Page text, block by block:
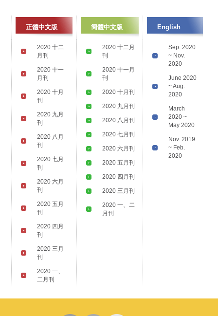
正體中文版 簡體中文版 English
2020 十二
月刊
2020 十一
月刊
2020 十月
刊
2020 九月
刊
2020 八月
刊
2020 七月
刊
2020 六月
刊
2020 五月
刊
2020 四月
刊
2020 三月
刊
2020 一、
二月刊
2020 十二月
刊
2020 十一月
刊
2020 十月刊
2020 九月刊
2020 八月刊
2020 七月刊
2020 六月刊
2020 五月刊
2020 四月刊
2020 三月刊
2020 一、二
月刊
Sep. 2020
~ Nov.
2020
June 2020
~ Aug.
2020
March
2020 ~
May 2020
Nov. 2019
~ Feb.
2020